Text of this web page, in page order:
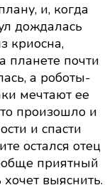
и, когда
дождалась
криосна,
планете почти
а роботы-
мечтают ее
произошло и
и спасти
остался отец
приятный
выяснить.